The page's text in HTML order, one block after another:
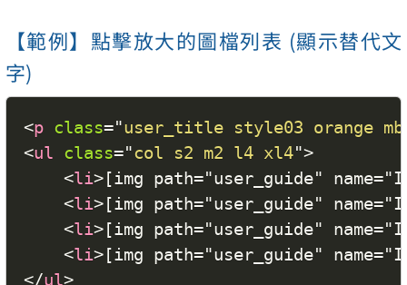
【範例】點擊放大的圖檔列表 (顯示替代文
字)
<p class="user_title style03 orange
<ul class="col s2 m2 l4 xl4">
<li>[img path="user_guide"
<li>[img path="user_guide"
<li>[img path="user_guide"
<li>[img path="user_guide"
</ul>